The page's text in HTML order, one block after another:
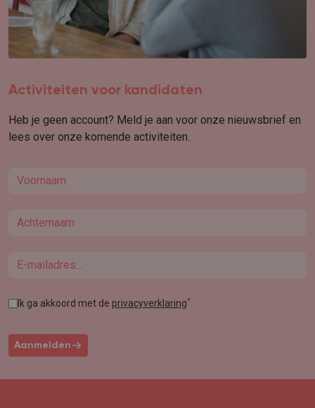
Activiteiten voor kandidaten
Heb je geen account? Meld je aan voor onze nieuwsbrief en
lees over onze komende activiteiten.
First name
Last name
Email
Ik ga akkoord met de privacyverklaring*
Aanmelden